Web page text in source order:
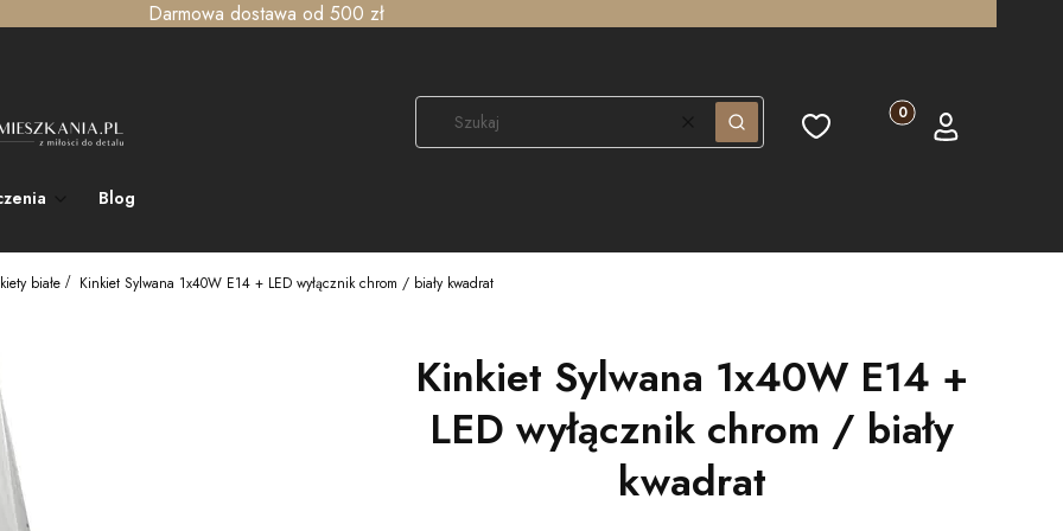
Darmowa dostawa od 500 zł
WyczyśćSzukaj Ulubione Produkty w koszyku:
Koszyk Zaloguj się
Blog
białe Kinkiet Sylwana 1x40W E14 + LED wyłącznik chrom / biały kwadrat
Kinkiet Sylwana 1x40W E14 +
LED wyłącznik chrom / biały
kwadrat